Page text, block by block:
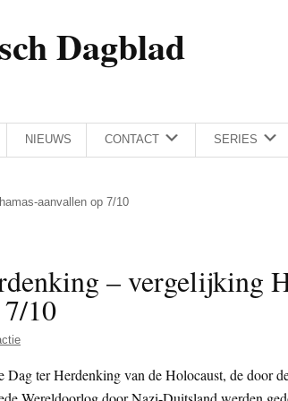
Dagblad
NIEUWS CONTACT SERIES
aanvallen op 7/10
– vergelijking
10
Dag ter Herdenking van de Holocaust, de door